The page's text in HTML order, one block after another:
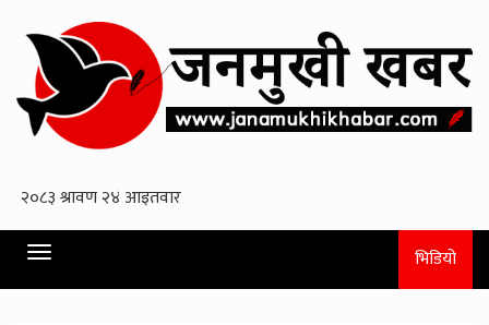
Toggle
navigation
भिडियो